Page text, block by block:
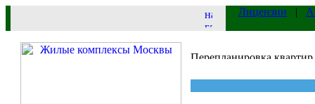
Лицензии |